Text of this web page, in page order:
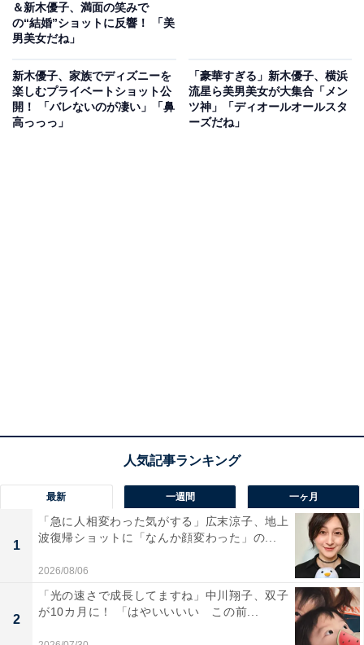
＆新木優子、満面の笑みで
の“結婚”ショットに反響！ 「美
男美女だね」
新木優子、家族でディズニーを
楽しむプライベートショット公
開！ 「バレないのが凄い」「鼻
高っっっ」
「豪華すぎる」新木優子、横浜
流星ら美男美女が大集合「メン
ツ神」「ディオールオールスタ
ーズだね」
最新 一週間 一ヶ月
1
「急に人相変わった気がする」広末涼子、地上
波復帰ショットに「なんか顔変わった」の...
2026/08/06
2
「光の速さで成長してますね」中川翔子、双子
が10カ月に！ 「はやいいいい この前...